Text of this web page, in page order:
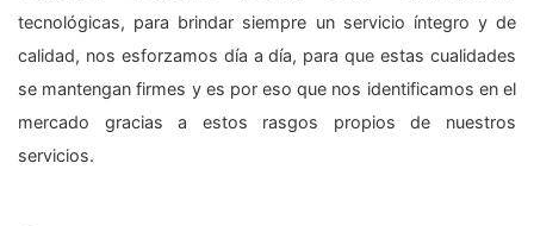
tecnológicas, para brindar siempre un servicio íntegro y de
calidad, nos esforzamos día a día, para que estas cualidades
se mantengan firmes y es por eso que nos identificamos en el
mercado gracias a estos rasgos propios de nuestros
servicios.